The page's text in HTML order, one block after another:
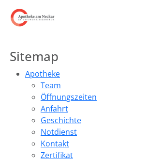
Sitemap
Apotheke
Team
Öffnungszeiten
Anfahrt
Geschichte
Notdienst
Kontakt
Zertifikat